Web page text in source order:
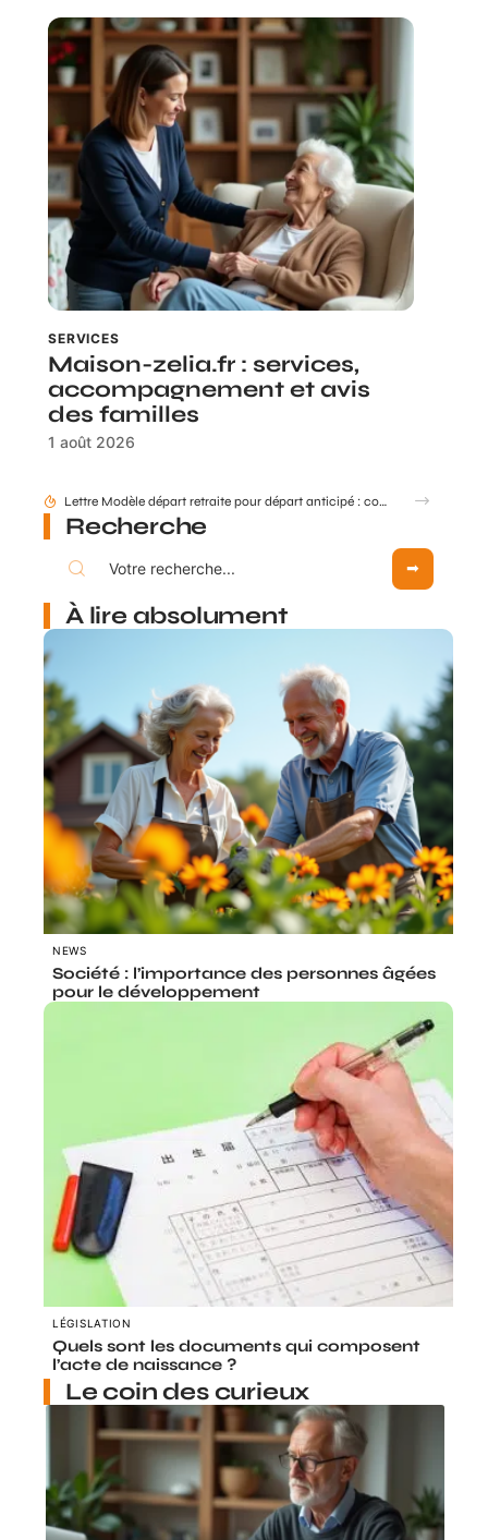
SERVICES
Maison-zelia.fr : services,
accompagnement et avis
des familles
1 août 2026
Comment mettre à jour mes données retraite via mon compte Agirc Arrco par France Connect ?
Recherche
À lire absolument
NEWS
Société : l’importance des personnes âgées
pour le développement
LÉGISLATION
Quels sont les documents qui composent
l’acte de naissance ?
Le coin des curieux